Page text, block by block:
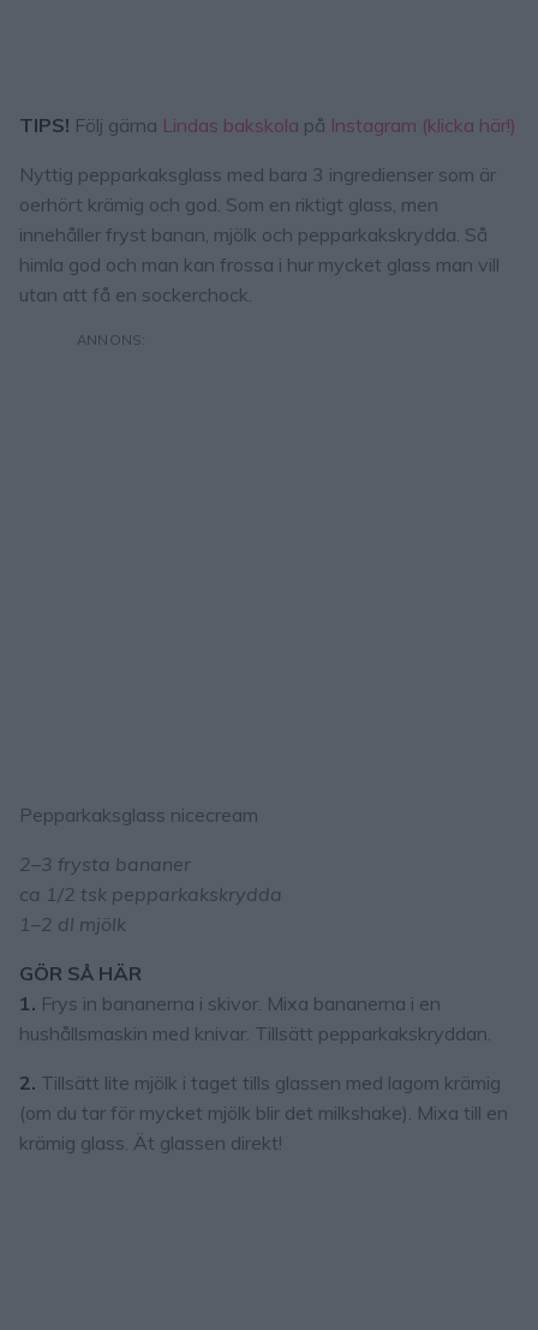
TIPS! Följ gärna Lindas bakskola på Instagram (klicka här!)
Nyttig pepparkaksglass med bara 3 ingredienser som är
oerhört krämig och god. Som en riktigt glass, men
innehåller fryst banan, mjölk och pepparkakskrydda. Så
himla god och man kan frossa i hur mycket glass man vill
utan att få en sockerchock.
Pepparkaksglass nicecream
2–3 frysta bananer
ca 1/2 tsk pepparkakskrydda
1–2 dl mjölk
GÖR SÅ HÄR
1. Frys in bananerna i skivor. Mixa bananerna i en
hushållsmaskin med knivar. Tillsätt pepparkakskryddan.
2. Tillsätt lite mjölk i taget tills glassen med lagom krämig
(om du tar för mycket mjölk blir det milkshake). Mixa till en
krämig glass. Ät glassen direkt!